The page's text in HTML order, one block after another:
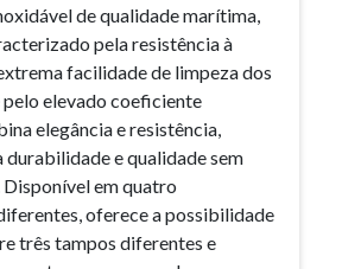
de qualidade marítima,
pela resistência à
facilidade de limpeza dos
elevado coeficiente
elegância e resistência,
durabilidade e qualidade sem
em quatro
oferece a possibilidade
três tampos diferentes e